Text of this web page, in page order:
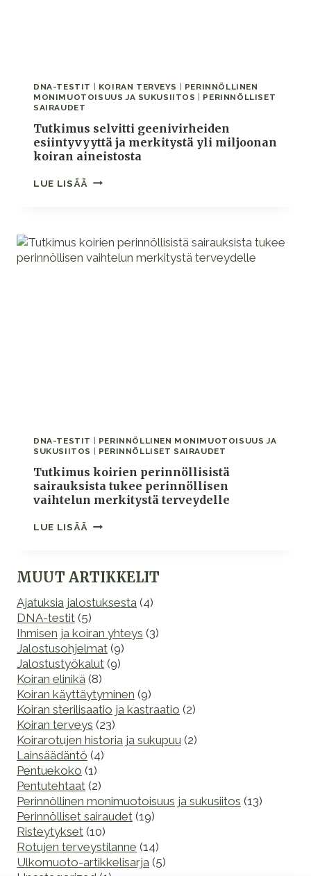
DNA-TESTIT | KOIRAN TERVEYS | PERINNÖLLINEN
MONIMUOTOISUUS JA SUKUSIITOS | PERINNÖLLISET
SAIRAUDET
Tutkimus selvitti geenivirheiden
esiintyvyyttä ja merkitystä yli miljoonan
koiran aineistosta
LUE LISÄÄ TUTKIMUS
MERKITYSTÄ
MILJOONAN
DNA-TESTIT
PERINNÖLLINEN MONIMUOTOISUUS JA
SUKUSIITOS
PERINNÖLLISET SAIRAUDET
Tutkimus koirien perinnöllisistä
sairauksista tukee perinnöllisen
vaihtelun merkitystä terveydelle
LUE LISÄÄ TUTKIMUS
TUKEE
PERINNÖLLISEN
MERKITYSTÄ
TERVEYDELLE
MUUT ARTIKKELIT
Ajatuksia jalostuksesta (4)
DNA-testit (5)
Ihmisen ja koiran yhteys (3)
Jalostusohjelmat (9)
Jalostustyökalut (9)
Koiran elinikä (8)
Koiran käyttäytyminen (9)
Koiran sterilisaatio ja kastraatio (2)
Koiran terveys (23)
Koirarotujen historia ja sukupuu (2)
Lainsäädäntö (4)
Pentuekoko (1)
Pentutehtaat (2)
Perinnöllinen monimuotoisuus ja sukusiitos (13)
Perinnölliset sairaudet (19)
Risteytykset (10)
Rotujen terveystilanne (14)
Ulkomuoto-artikkelisarja (5)